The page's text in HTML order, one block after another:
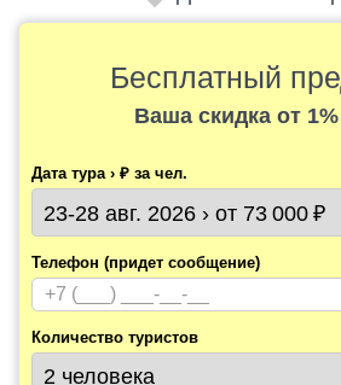
Бесплатный
Ваша скидка от
Дата тура › ₽ за чел.
Телефон (придет сообщение)
Количество туристов